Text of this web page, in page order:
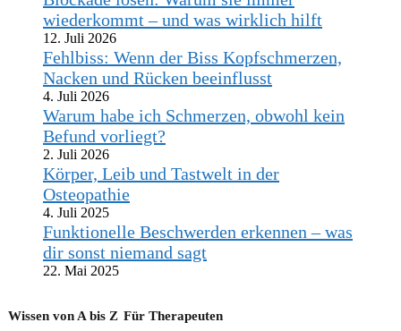
wiederkommt – und was wirklich hilft
12. Juli 2026
Fehlbiss: Wenn der Biss Kopfschmerzen,
Nacken und Rücken beeinflusst
4. Juli 2026
Warum habe ich Schmerzen, obwohl kein
Befund vorliegt?
2. Juli 2026
Körper, Leib und Tastwelt in der
Osteopathie
4. Juli 2025
Funktionelle Beschwerden erkennen – was
dir sonst niemand sagt
22. Mai 2025
Wissen von A bis Z Für Therapeuten